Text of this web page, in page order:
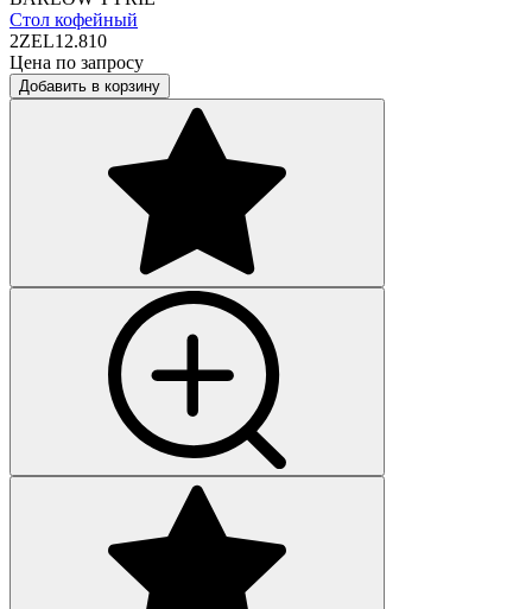
Стол кофейный
2ZEL12.810
Цена по запросу
Добавить в корзину